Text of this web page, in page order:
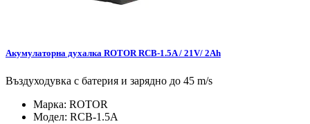
Акумулаторна духалка ROTOR RCB-1.5A / 21V/ 2Ah
Въздуходувка с батерия и зарядно до 45 m/s
Марка: ROTOR
Модел: RCB-1.5A